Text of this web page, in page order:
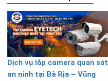
Dịch vụ lắp camera quan sát
an ninh tại Bà Rịa – Vũng